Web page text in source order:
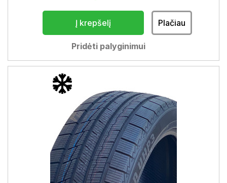
Į krepšelį Plačiau
Pridėti palyginimui